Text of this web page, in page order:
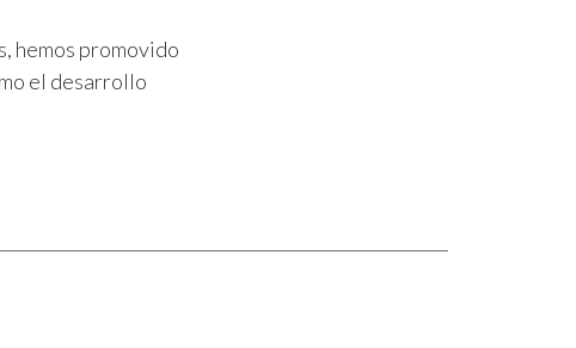
hemos promovido
el desarrollo